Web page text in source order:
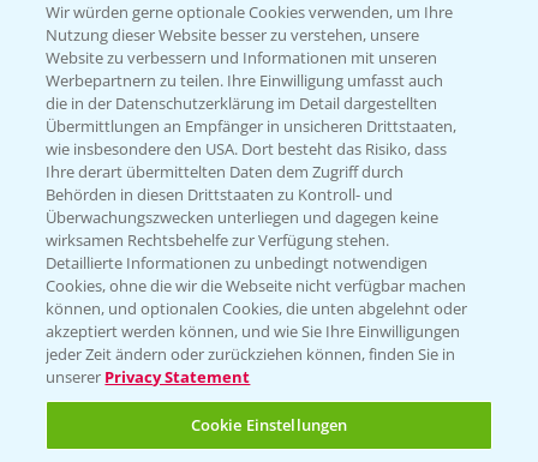
Hilfe in Notfällen
T.+49 (0)214/30-20220
Folgen Sie uns
Wir würden gerne optionale Cookies verwenden, um Ihre
Nutzung dieser Website besser zu verstehen, unsere
Website zu verbessern und Informationen mit unseren
Werbepartnern zu teilen. Ihre Einwilligung umfasst auch
die in der Datenschutzerklärung im Detail dargestellten
Übermittlungen an Empfänger in unsicheren Drittstaaten,
wie insbesondere den USA. Dort besteht das Risiko, dass
Ihre derart übermittelten Daten dem Zugriff durch
Behörden in diesen Drittstaaten zu Kontroll- und
Überwachungszwecken unterliegen und dagegen keine
wirksamen Rechtsbehelfe zur Verfügung stehen.
Detaillierte Informationen zu unbedingt notwendigen
Cookies, ohne die wir die Webseite nicht verfügbar machen
können, und optionalen Cookies, die unten abgelehnt oder
akzeptiert werden können, und wie Sie Ihre Einwilligungen
jeder Zeit ändern oder zurückziehen können, finden Sie in
unserer Privacy Statement
Cookie Einstellungen